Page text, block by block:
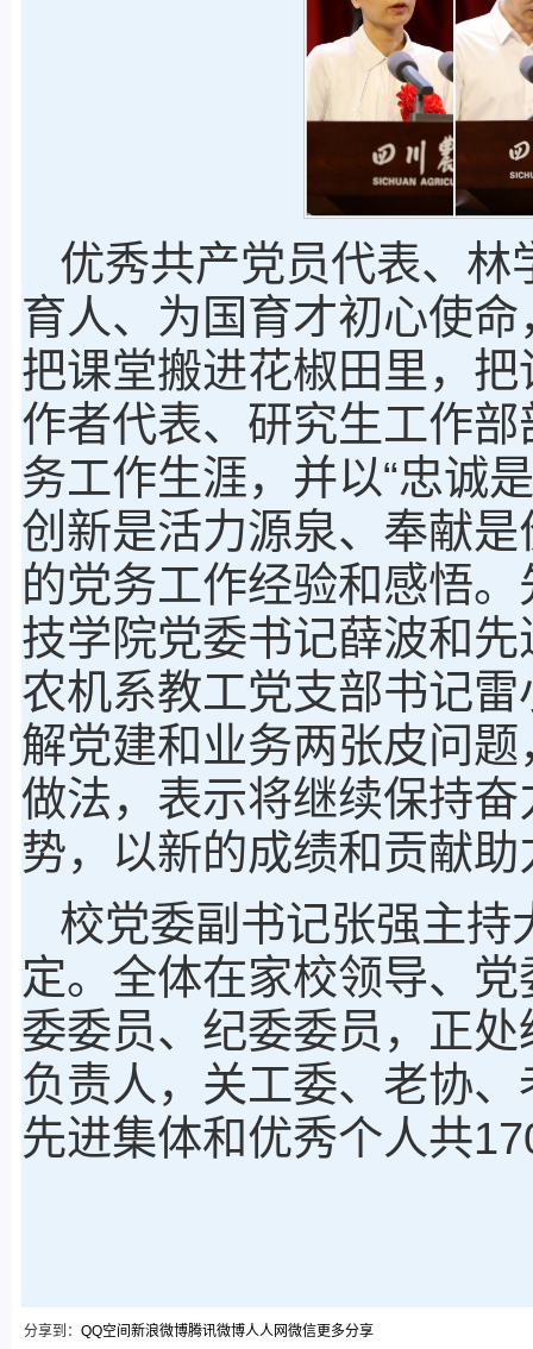
优秀共产党员代表、林
育人、为国育才初心使
把课堂搬进花椒田里，
作者代表、研究生工作
务工作生涯，并以“忠诚
创新是活力源泉、奉献
的党务工作经验和感悟
技学院党委书记薛波和
农机系教工党支部书记
解党建和业务两张皮问
做法，表示将继续保持
势，以新的成绩和贡献
校党委副书记张强主持
定。全体在家校领导、
委委员、纪委委员，正
负责人，关工委、老协
先进集体和优秀个人共
分享到： QQ空间 新浪微博腾讯微博人人网微信更多分享